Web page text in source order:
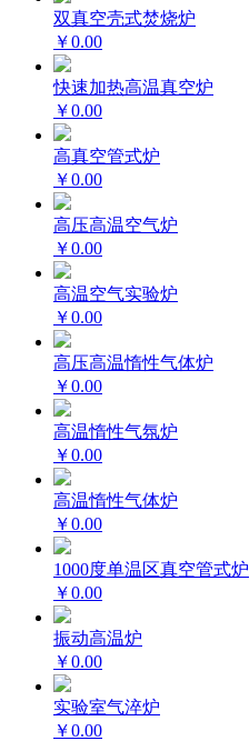
双真空壳式焚烧炉
￥0.00
快速加热高温真空炉
￥0.00
高真空管式炉
￥0.00
高压高温空气炉
￥0.00
高温空气实验炉
￥0.00
高压高温惰性气体炉
￥0.00
高温惰性气氛炉
￥0.00
高温惰性气体炉
￥0.00
1000度单温区真空管式炉
￥0.00
振动高温炉
￥0.00
实验室气淬炉
￥0.00